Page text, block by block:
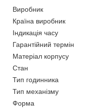
Виробник
Країна виробник
Індикація часу
Гарантійний термін
Матеріал корпусу
Стан
Тип годинника
Тип механізму
Форма